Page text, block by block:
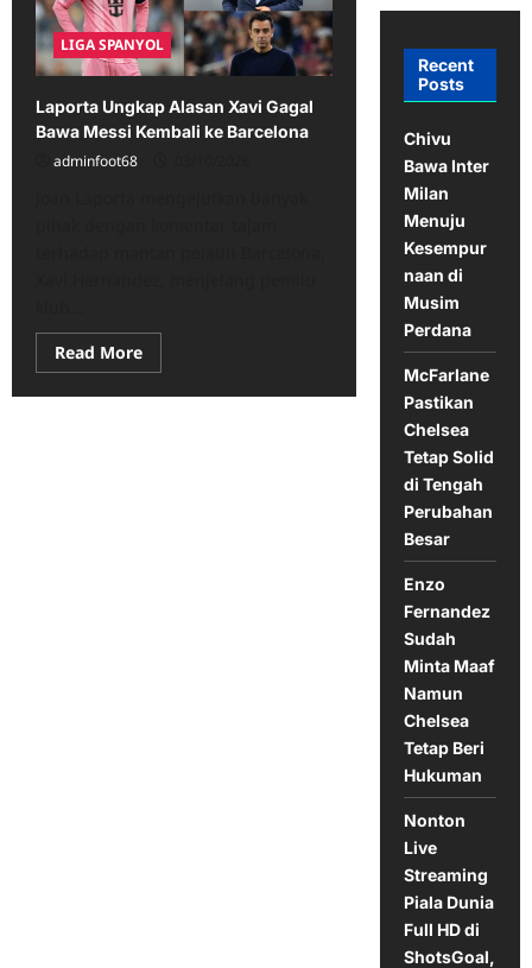
LIGA SPANYOL
Laporta Ungkap Alasan Xavi Gagal
Bawa Messi Kembali ke Barcelona
adminfoot68
Read MoreRead
more
Laporta
Recent
Posts
Chivu
Bawa Inter
Milan
Menuju
Kesempur
naan di
Musim
Perdana
McFarlane
Pastikan
Chelsea
Tetap Solid
di Tengah
Perubahan
Besar
Enzo
Fernandez
Sudah
Minta Maaf
Namun
Chelsea
Tetap Beri
Hukuman
Nonton
Live
Streaming
Piala Dunia
Full HD di
ShotsGoal,